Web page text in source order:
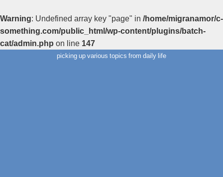
Warning: Undefined array key "page" in /home/migranamor/c-
something.com/public_html/wp-content/plugins/batch-
cat/admin.php on line 147
picking up various topics from daily life